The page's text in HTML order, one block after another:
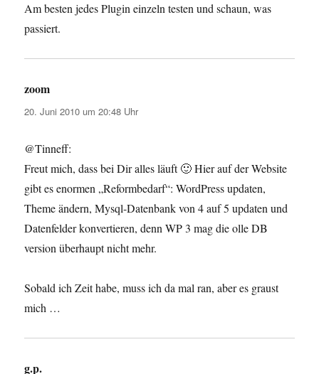
Am besten jedes Plugin einzeln testen und schaun, was
passiert.
zoom
20. Juni 2010 um 20:48 Uhr
@Tinneff:
Freut mich, dass bei Dir alles läuft 🙂 Hier auf der Website
gibt es enormen „Reformbedarf“: WordPress updaten,
Theme ändern, Mysql-Datenbank von 4 auf 5 updaten und
Datenfelder konvertieren, denn WP 3 mag die olle DB
version überhaupt nicht mehr.
Sobald ich Zeit habe, muss ich da mal ran, aber es graust
mich …
g.p.